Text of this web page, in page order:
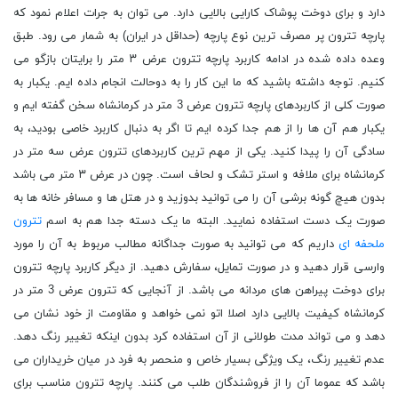
دارد و برای دوخت پوشاک کارایی بالایی دارد. می توان به جرات اعلام نمود که
پارچه تترون پر مصرف ترین نوع پارچه (حداقل در ایران) به شمار می رود. طبق
وعده داده شده در ادامه کاربرد پارچه تترون عرض ۳ متر را برایتان بازگو می
کنیم. توجه داشته باشید که ما این کار را به دوحالت انجام داده ایم. یکبار به
صورت کلی از کاربردهای پارچه تترون عرض 3 متر در کرمانشاه سخن گفته ایم و
یکبار هم آن ها را از هم جدا کرده ایم تا اگر به دنبال کاربرد خاصی بودید، به
سادگی آن را پیدا کنید. یکی از مهم ترین کاربردهای تترون عرض سه متر در
کرمانشاه برای ملافه و استر تشک و لحاف است. چون در عرض ۳ متر می باشد
بدون هیچ گونه برشی آن را می توانید بدوزید و در هتل ها و مسافر خانه ها به
صورت یک دست استفاده نمایید. البته ما یک دسته جدا هم به اسم تترون
ملحفه ای داریم که می توانید به صورت جداگانه مطالب مربوط به آن را مورد
وارسی قرار دهید و در صورت تمایل، سفارش دهید. از دیگر کاربرد پارچه تترون
برای دوخت پیراهن های مردانه می باشد. از آنجایی که تترون عرض 3 متر در
کرمانشاه کیفیت بالایی دارد اصلا اتو نمی خواهد و مقاومت از خود نشان می
دهد و می تواند مدت طولانی از آن استفاده کرد بدون اینکه تغییر رنگ دهد.
عدم تغییر رنگ، یک ویژگی بسیار خاص و منحصر به فرد در میان خریداران می
باشد که عموما آن را از فروشندگان طلب می کنند. پارچه تترون مناسب برای